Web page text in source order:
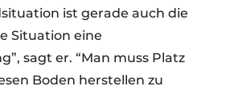
ist gerade auch die
Situation eine
sagt er. “Man muss Platz
Boden herstellen zu